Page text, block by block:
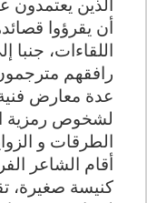
أن يقرؤوا
اللقاءات،
رافقهم
عدة معارض
لشخوص رمزية
الطرقات و
أقام الشاعر
كنيسة صغيرة،